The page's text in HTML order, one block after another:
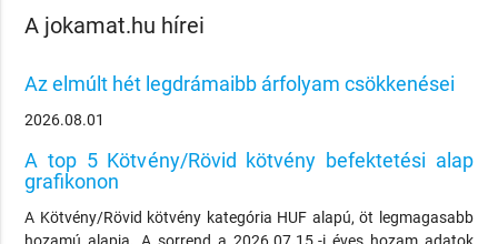
A jokamat.hu hírei
Az elmúlt hét legdrámaibb árfolyam csökkenései
2026.08.01
A top 5 Kötvény/Rövid kötvény befektetési alap
grafikonon
A Kötvény/Rövid kötvény kategória HUF alapú, öt legmagasabb